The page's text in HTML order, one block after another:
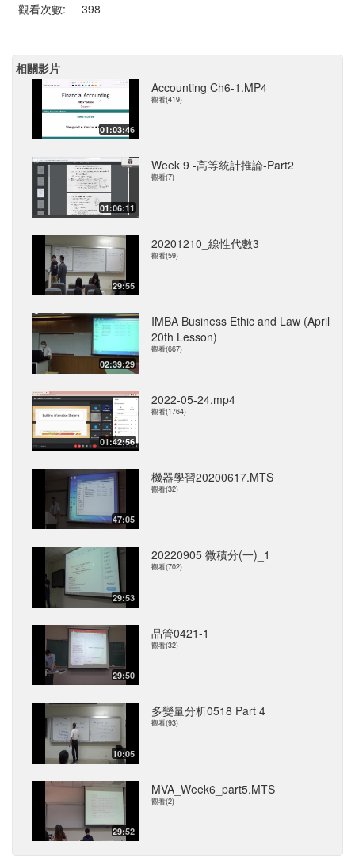
觀看次數:
398
相關影片
01:03:46
Accounting Ch6-1.MP4
觀看(419)
01:06:11
Week 9 -高等統計推論-Part2
觀看(7)
29:55
20201210_線性代數3
觀看(59)
02:39:29
IMBA Business Ethic and Law (April
20th Lesson)
觀看(667)
01:42:56
2022-05-24.mp4
觀看(1764)
47:05
機器學習20200617.MTS
觀看(32)
29:53
20220905 微積分(一)_1
觀看(702)
29:50
品管0421-1
觀看(32)
10:05
多變量分析0518 Part 4
觀看(93)
29:52
MVA_Week6_part5.MTS
觀看(2)